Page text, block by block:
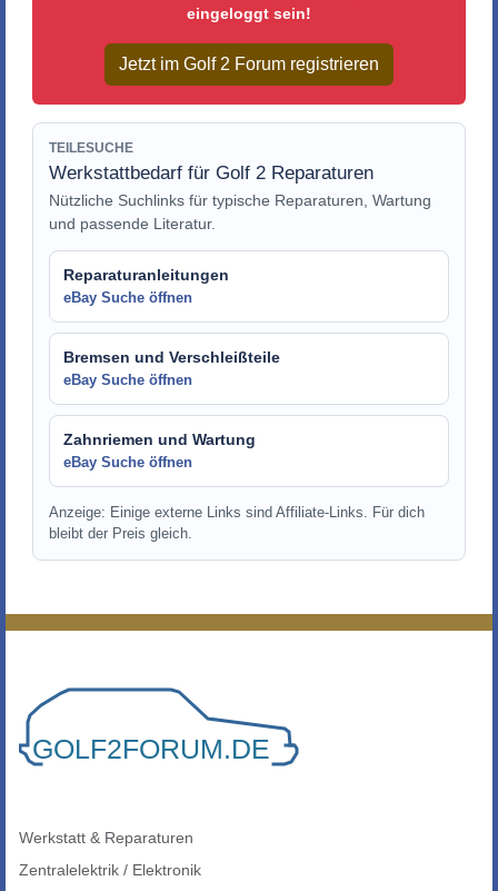
eingeloggt sein!
Jetzt im Golf 2 Forum registrieren
TEILESUCHE
Werkstattbedarf für Golf 2 Reparaturen
Nützliche Suchlinks für typische Reparaturen, Wartung
und passende Literatur.
Reparaturanleitungen
eBay Suche öffnen
Bremsen und Verschleißteile
eBay Suche öffnen
Zahnriemen und Wartung
eBay Suche öffnen
Anzeige: Einige externe Links sind Affiliate-Links. Für dich
bleibt der Preis gleich.
Werkstatt & Reparaturen
Zentralelektrik / Elektronik